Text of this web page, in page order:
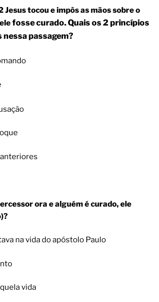
Jesus tocou e impôs as mãos sobre o
fosse curado. Quais os 2 princípios
passagem?
anteriores
ora e alguém é curado, ele
na vida do apóstolo Paulo
vida